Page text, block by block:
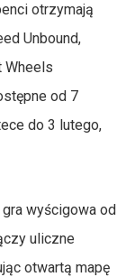
otrzymają
Unbound,
Wheels
od 7
do 3 lutego,
wyścigowa od
uliczne
otwartą mapę